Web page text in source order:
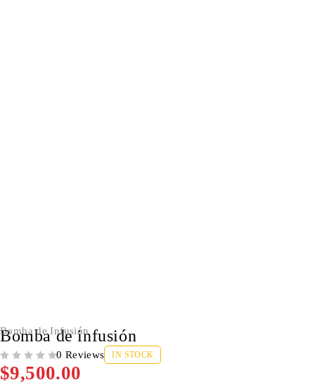
Bomba de Infusión
Bomba de infusión
0 Reviews IN STOCK
$9,500.00